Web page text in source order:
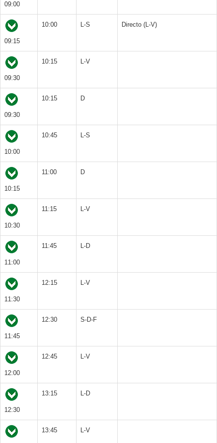
09:00
09:15
10:00 L-S Directo (L-V)
09:30
10:15 L-V
09:30
10:15 D
10:00
10:45 L-S
10:15
11:00 D
10:30
11:15 L-V
11:00
11:45 L-D
11:30
12:15 L-V
11:45
12:30 S-D-F
12:00
12:45 L-V
12:30
13:15 L-D
13:45 L-V